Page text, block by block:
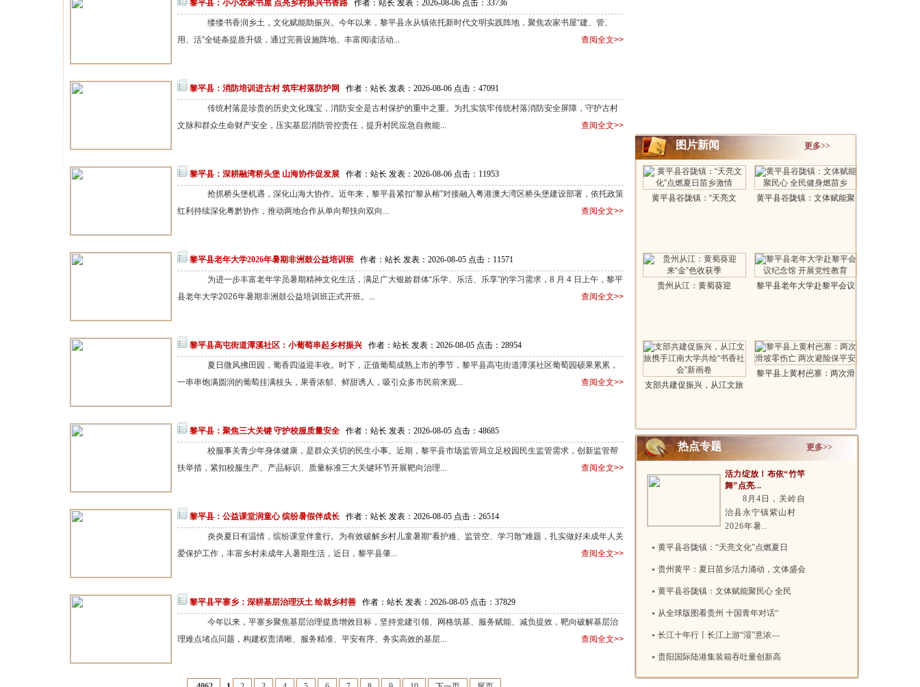
黎平县：小小农家书屋 点亮乡村振兴书香路 作者：站长 发表：2026-08-06 点击： 33736
缕缕书香润乡土，文化赋能助振兴。今年以来，黎平县永从镇依托新时代文明实践阵地，聚焦农家书屋“建、管、
用、活”全链条提质升级，通过完善设施阵地、丰富阅读活动...
查阅全文>>
黎平县：消防培训进古村 筑牢村落防护网 作者：站长 发表：2026-08-06 点击： 47091
传统村落是珍贵的历史文化瑰宝，消防安全是古村保护的重中之重。为扎实筑牢传统村落消防安全屏障，守护古村
文脉和群众生命财产安全，压实基层消防管控责任，提升村民应急自救能...
查阅全文>>
黎平县：深耕融湾桥头堡 山海协作促发展 作者：站长 发表：2026-08-06 点击： 11953
抢抓桥头堡机遇，深化山海大协作。近年来，黎平县紧扣“黎从榕”对接融入粤港澳大湾区桥头堡建设部署，依托政策
红利持续深化粤黔协作，推动两地合作从单向帮扶向双向...
查阅全文>>
黎平县老年大学2026年暑期非洲鼓公益培训班 作者：站长 发表：2026-08-05 点击： 11571
为进一步丰富老年学员暑期精神文化生活，满足广大银龄群体“乐学、乐活、乐享”的学习需求，8 月 4 日上午，黎平
县老年大学2026年暑期非洲鼓公益培训班正式开班。...
查阅全文>>
黎平县高屯街道潭溪社区：小葡萄串起乡村振兴 作者：站长 发表：2026-08-05 点击： 28954
夏日微风拂田园，葡香四溢迎丰收。时下，正值葡萄成熟上市的季节，黎平县高屯街道潭溪社区葡萄园硕果累累，
一串串饱满圆润的葡萄挂满枝头，果香浓郁、鲜甜诱人，吸引众多市民前来观...
查阅全文>>
黎平县：聚焦三大关键 守护校服质量安全 作者：站长 发表：2026-08-05 点击： 48685
校服事关青少年身体健康，是群众关切的民生小事。近期，黎平县市场监管局立足校园民生监管需求，创新监管帮
扶举措，紧扣校服生产、产品标识、质量标准三大关键环节开展靶向治理...
查阅全文>>
黎平县：公益课堂润童心 缤纷暑假伴成长 作者：站长 发表：2026-08-05 点击： 26514
炎炎夏日有温情，缤纷课堂伴童行。为有效破解乡村儿童暑期“看护难、监管空、学习散”难题，扎实做好未成年人关
爱保护工作，丰富乡村未成年人暑期生活，近日，黎平县肇...
查阅全文>>
黎平县平寨乡：深耕基层治理沃土 绘就乡村善 作者：站长 发表：2026-08-05 点击： 37829
今年以来，平寨乡聚焦基层治理提质增效目标，坚持党建引领、网格筑基、服务赋能、减负提效，靶向破解基层治
理难点堵点问题，构建权责清晰、服务精准、平安有序、务实高效的基层...
查阅全文>>
图片新闻 更多>>
黄平县谷陇镇：“天亮文
黄平县谷陇镇：文体赋能聚
贵州从江：黄蜀葵迎
黎平县老年大学赴黎平会议
支部共建促振兴，从江文旅
黎平县上黄村岜寨：两次滑
热点专题 更多>>
活力绽放！布依“竹竿
舞”点亮...
8月4日，关岭自
治县永宁镇紫山村
2026年暑..
黄平县谷陇镇：“天亮文化”点燃夏日
贵州黄平：夏日苗乡活力涌动，文体盛会
黄平县谷陇镇：文体赋能聚民心 全民
从全球版图看贵州 十国青年对话“
长江十年行丨长江上游“湿”意浓—
贵阳国际陆港集装箱吞吐量创新高